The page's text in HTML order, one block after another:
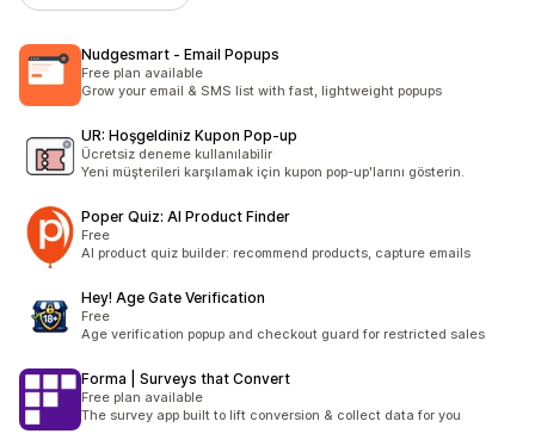
Nudgesmart ‑ Email Popups
Free plan available
Grow your email & SMS list with fast, lightweight popups
UR: Hoşgeldiniz Kupon Pop‑up
Ücretsiz deneme kullanılabilir
Yeni müşterileri karşılamak için kupon pop-up'larını gösterin.
Poper Quiz: AI Product Finder
Free
AI product quiz builder: recommend products, capture emails
Hey! Age Gate Verification
Free
Age verification popup and checkout guard for restricted sales
Forma | Surveys that Convert
Free plan available
The survey app built to lift conversion & collect data for you